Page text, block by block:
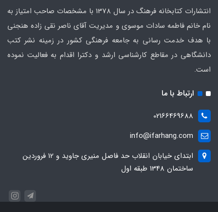
انتشارات کتابخانه فرهنگ در سال 1378 با مشخصات صاحب امتیاز به
نام خانم فاطمه سادات موسوی و مدیریت آقای ناصر نقی زاده هنجنی
با هدف خدمت رسانی به جامعه فرهنگی کشور در زمینه نشر کتب
دانشگاهی در مقاطع کارشناسی ارشد و دکترا اقدام به فعالیت نموده
است.
ارتباط با ما
02166469688
info@ifarhang.com
ابتداي خيابان انقلاب حد فاصل منيري جاويد و 12 فروردين
ساختمان 1348 طبقه اول